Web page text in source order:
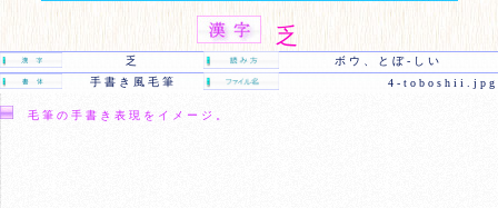
乏
乏
ボウ、とぼ-しい
手書き風毛筆
4-toboshii.jpg
毛筆の手書き表現をイメージ。